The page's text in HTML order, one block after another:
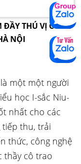
ĐẦY THÚ VỊ CÙNG
NỘI
một một người
học I-sắc Niu-
nhất cho các
tiếp thu, trải
thức, công nghệ
thầy cô trao